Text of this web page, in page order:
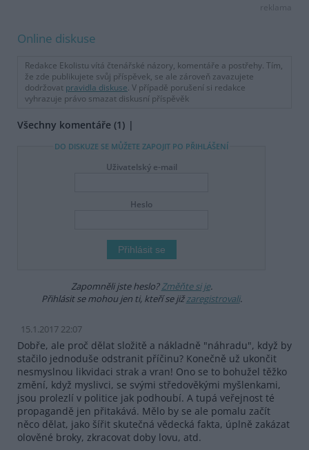
reklama
Online diskuse
Redakce Ekolistu vítá čtenářské názory, komentáře a postřehy. Tím,
že zde publikujete svůj příspěvek, se ale zároveň zavazujete
dodržovat pravidla diskuse. V případě porušení si redakce
vyhrazuje právo smazat diskusní příspěvěk
Všechny komentáře (1)
DO DISKUZE SE MŮŽETE ZAPOJIT PO PŘIHLÁŠENÍ
Uživatelský e-mail
Heslo
Zapomněli jste heslo?Změňte si je.
Přihlásit se mohou jen ti, kteří se jižzaregistrovali.
15.1.2017 22:07
Dobře, ale proč dělat složitě a nákladně "náhradu", když by
stačilo jednoduše odstranit příčinu? Konečně už ukončit
nesmyslnou likvidaci strak a vran! Ono se to bohužel těžko
změní, když myslivci, se svými středověkými myšlenkami,
jsou prolezlí v politice jak podhoubí. A tupá veřejnost té
propagandě jen přitakává. Mělo by se ale pomalu začít
něco dělat, jako šířit skutečná vědecká fakta, úplně zakázat
olověné broky, zkracovat doby lovu, atd.